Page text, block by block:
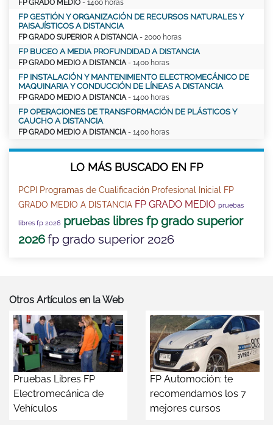
FP GRADO MEDIO - 1400 horas
FP GESTIÓN Y ORGANIZACIÓN DE RECURSOS NATURALES Y
PAISAJÍSTICOS A DISTANCIA
FP GRADO SUPERIOR A DISTANCIA- 2000 horas
FP BUCEO A MEDIA PROFUNDIDAD A DISTANCIA
FP GRADO MEDIO A DISTANCIA- 1400 horas
FP INSTALACIÓN Y MANTENIMIENTO ELECTROMECÁNICO DE
MAQUINARIA Y CONDUCCIÓN DE LÍNEAS A DISTANCIA
FP GRADO MEDIO A DISTANCIA- 1400 horas
FP OPERACIONES DE TRANSFORMACIÓN DE PLÁSTICOS Y
CAUCHO A DISTANCIA
FP GRADO MEDIO A DISTANCIA- 1400 horas
LO MÁS BUSCADO EN FP
PCPI Programas de Cualificación Profesional Inicial FP
GRADO MEDIO A DISTANCIA FP GRADO MEDIO pruebas
libres fp 2026 pruebas libres fp grado superior
2026fp grado superior 2026
Otros Artículos en la Web
Pruebas Libres FP
Electromecánica de
Vehículos
FP Automoción: te
recomendamos los 7
mejores cursos